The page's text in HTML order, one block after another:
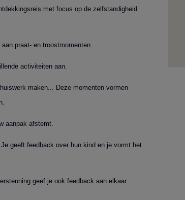
met focus op de zelfstandigheid
praat- en troostmomenten.
activiteiten aan.
maken... Deze momenten vormen
aanpak afstemt.
geeft feedback over hun kind en je vormt het
geef je ook feedback aan elkaar